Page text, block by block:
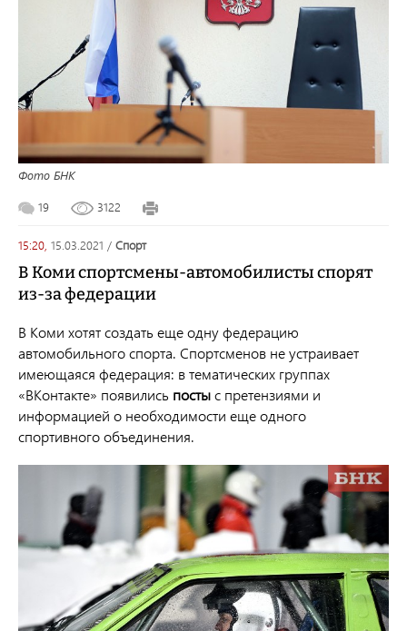
Фото БНК
19 3122
15:20, 15.03.2021 / спорт
В Коми спортсмены-автомобилисты спорят
из-за федерации
В Коми хотят создать еще одну федерацию
автомобильного спорта. Спортсменов не устраивает
имеющаяся федерация: в тематических группах
«ВКонтакте» появились постыс претензиями и
информацией о необходимости еще одного
спортивного объединения.